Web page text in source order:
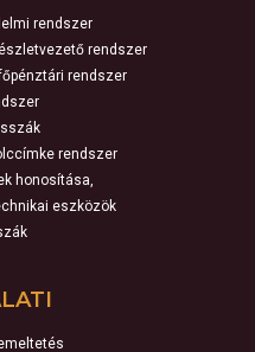
rendszer
rendszer
rendszer
rendszer
honosítása,
eszközök